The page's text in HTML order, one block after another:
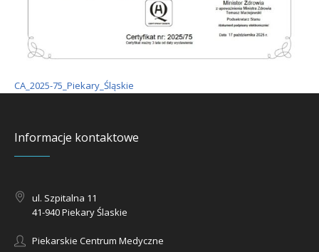
CA_2025-75_Piekary_Śląskie
Informacje kontaktowe
ul. Szpitalna 11
41-940 Piekary Ślaskie
Piekarskie Centrum Medyczne